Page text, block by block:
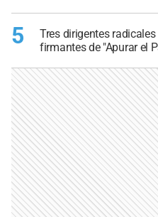
5
Tres dirigentes
firmantes de "Apurar el